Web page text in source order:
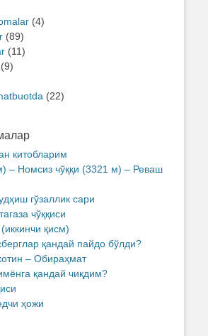
(4)
(89)
(11)
(9)
(22)
китобларим
– Номсиз чўққи (3321 м) – Реваш
гўзаллик сари
чўққиси
қисм)
қандай пайдо бўлди?
– Обираҳмат
қандай чиқдим?
ҳожи